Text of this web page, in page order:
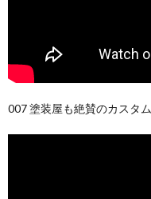
007 塗装屋も絶賛のカスタ